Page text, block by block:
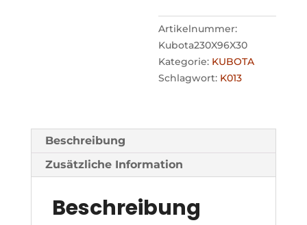
Artikelnummer:
Kubota230X96X30
Kategorie: KUBOTA
Schlagwort: K013
Beschreibung
Zusätzliche Information
Beschreibung